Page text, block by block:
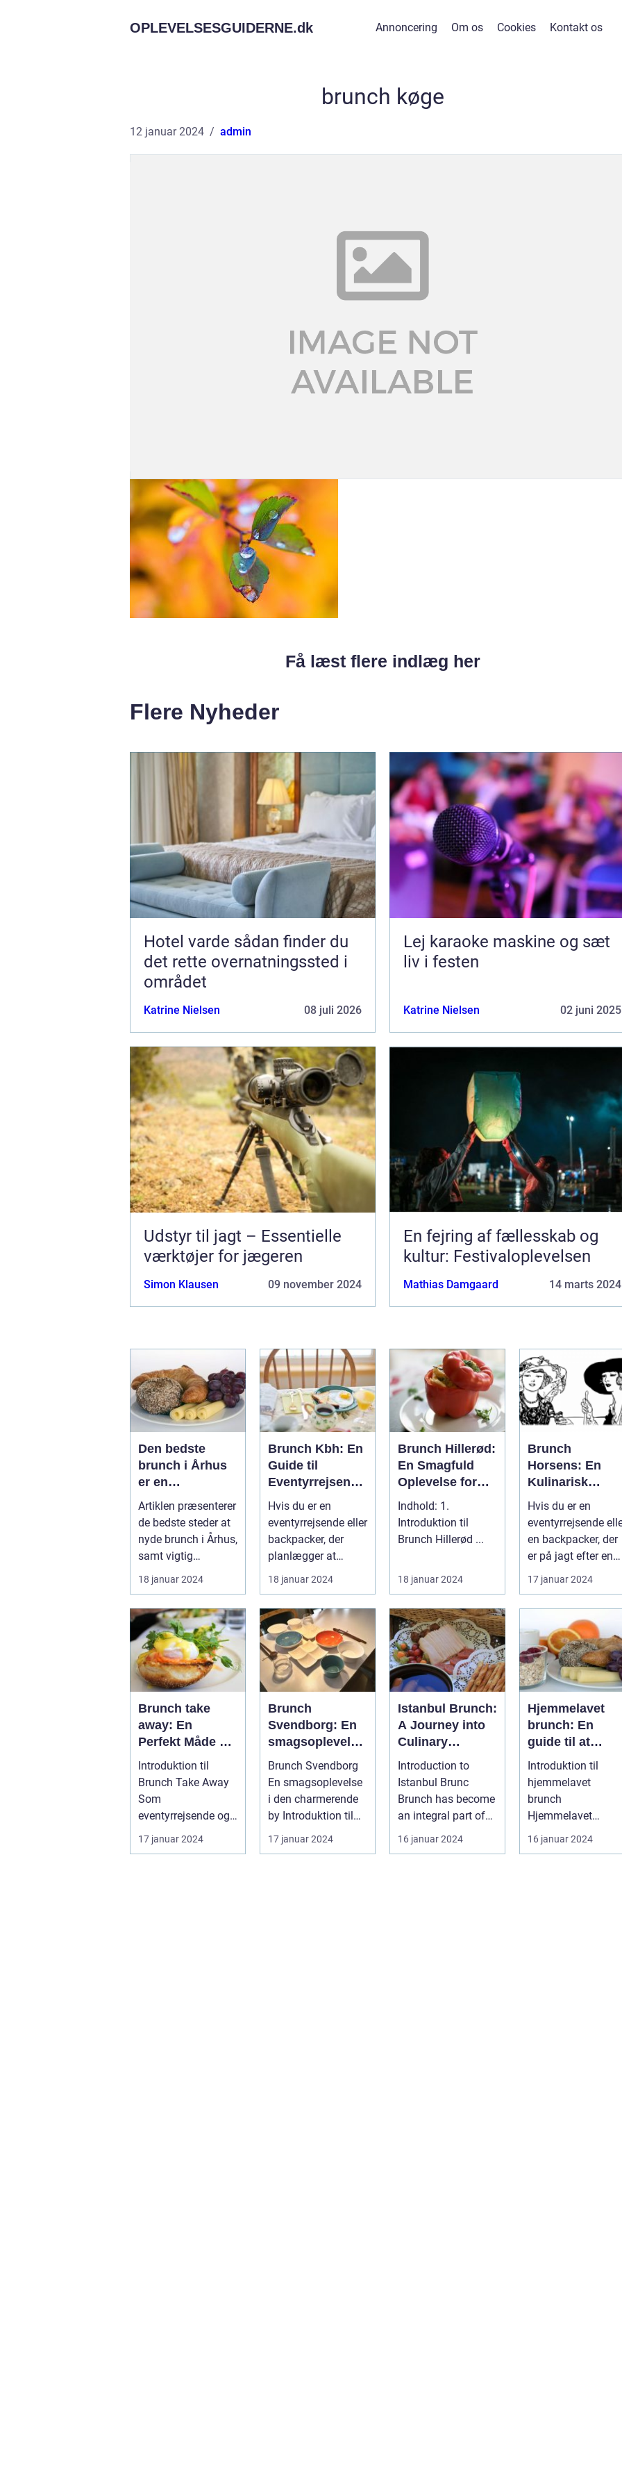
OPLEVELSESGUIDERNE.dk Annoncering Om os Cookies Kontakt os
brunch køge
12 januar 2024 admin
Få læst flere indlæg her
Flere Nyheder
Hotel varde sådan finder du
det rette overnatningssted i
området
Katrine Nielsen 08 juli 2026
Lej karaoke maskine og sæt
liv i festen
Katrine Nielsen 02 juni 2025
Udstyr til jagt – Essentielle
værktøjer for jægeren
Simon Klausen 09 november 2024
En fejring af fællesskab og
kultur: Festivaloplevelsen
Mathias Damgaard 14 marts 2024
Den bedste
brunch i Århus
er en
gastronomisk
oplevelse, der
tilbyder et
varieret udvalg
af lækre retter,
der passer til
både
morgenmad og
frokost
Artiklen præsenterer
de bedste steder at
nyde brunch i Århus,
samt vigtig
information om
åbningstide...
18 januar 2024
Brunch Kbh: En
Guide til
Eventyrrejsende
og Backpackere
Hvis du er en
eventyrrejsende eller
backpacker, der
planlægger at
besøge København,
så er der en mad...
18 januar 2024
Brunch Hillerød:
En Smagfuld
Oplevelse for
Eventyrrejsende
og Backpackere
Indhold: 1.
Introduktion til
Brunch Hillerød ...
18 januar 2024
Brunch
Horsens: En
Kulinarisk
Oplevelse ved
Fodsporene af
Historien
Hvis du er en
eventyrrejsende
en backpacker, der
er på jagt efter en
kulinarisk oplevelse
i Ho...
17 januar 2024
Brunch take
away: En
Perfekt Måde at
Nyde Fritiden på
Farten
Introduktion til
Brunch Take Away
Som
eventyrrejsende og
backpacker er det
almindeligt at være
17 januar 2024
Brunch
Svendborg: En
smagsoplevelse
i den
charmerende by
Brunch Svendborg
En smagsoplevelse
i den charmerende
by Introduktion til
brunchkulturen i
Svendbo...
17 januar 2024
Istanbul Brunch:
A Journey into
Culinary
Delights
Introduction to
Istanbul Brunc
Brunch has become
an integral part of
many people's
weekends, offerin...
16 januar 2024
Hjemmelavet
brunch: En
guide til at
skabe den
perfekte
weekendmorgen
Introduktion til
hjemmelavet
brunch
Hjemmelavet
brunch er blevet en
populær tradition
16 januar 2024